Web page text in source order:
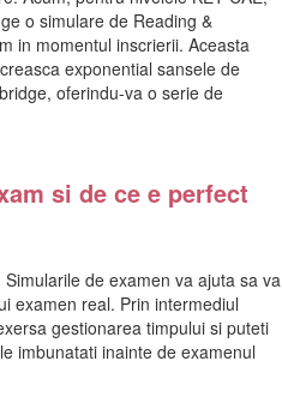
o simulare de Reading &
in momentul inscrierii. Aceasta
exponential sansele de
oferindu-va o serie de
si de ce e perfect
de examen va ajuta sa va
examen real. Prin intermediul
gestionarea timpului si puteti
imbunatati inainte de examenul